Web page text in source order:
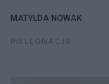
MATYLDA NOWAK